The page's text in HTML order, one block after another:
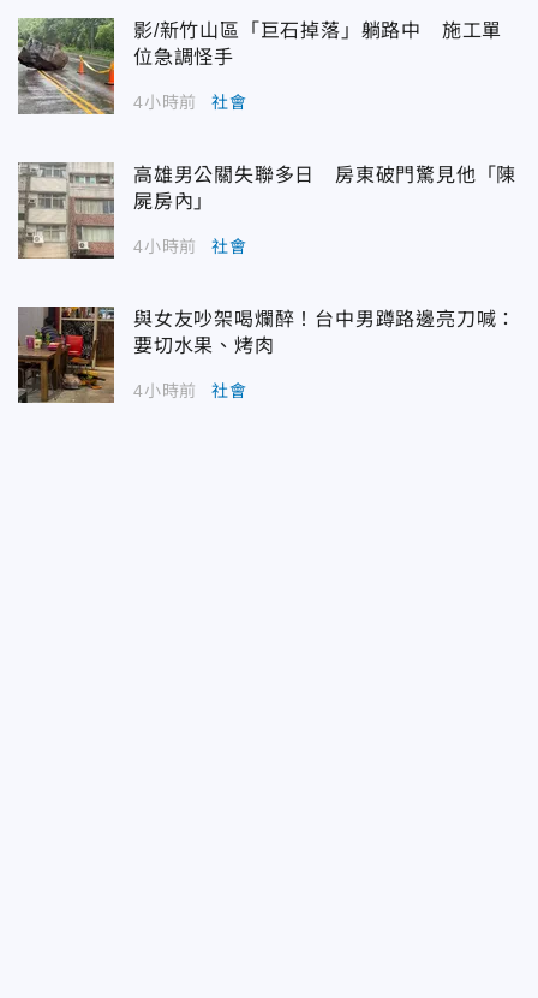
影/新竹山區「巨石掉落」躺路中 施工單
位急調怪手
4小時前 社會
高雄男公關失聯多日 房東破門驚見他「陳
屍房內」
4小時前 社會
與女友吵架喝爛醉！台中男蹲路邊亮刀喊：
要切水果、烤肉
4小時前 社會